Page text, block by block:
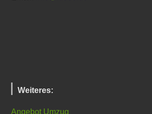
Weiteres:
Angebot Umzug